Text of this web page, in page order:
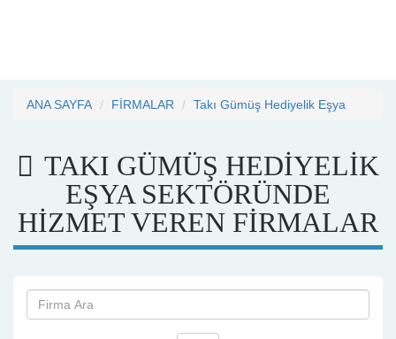
ANA SAYFA FİRMALAR Takı Gümüş Hediyelik Eşya
TAKI GÜMÜŞ HEDIYELIK
EŞYA SEKTÖRÜNDE
HİZMET VEREN FİRMALAR